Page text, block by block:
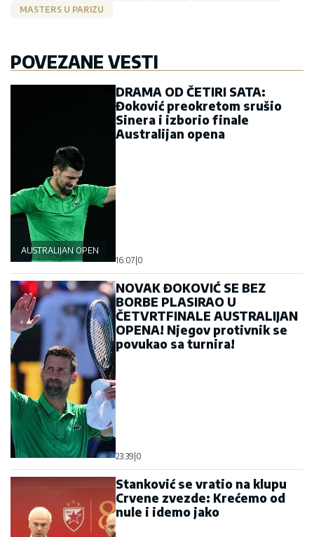
MASTERS U PARIZU
POVEZANE VESTI
AUSTRALIJAN OPEN
DRAMA OD ČETIRI SATA:
Đoković preokretom srušio
Sinera i izborio finale
Australijan opena
16:07 0
NOVAK ĐOKOVIĆ SE BEZ
BORBE PLASIRAO U
ČETVRTFINALE AUSTRALIJAN
OPENA! Njegov protivnik se
povukao sa turnira!
23:39 0
Stanković se vratio na klupu
Crvene zvezde: Krećemo od
nule i idemo jako